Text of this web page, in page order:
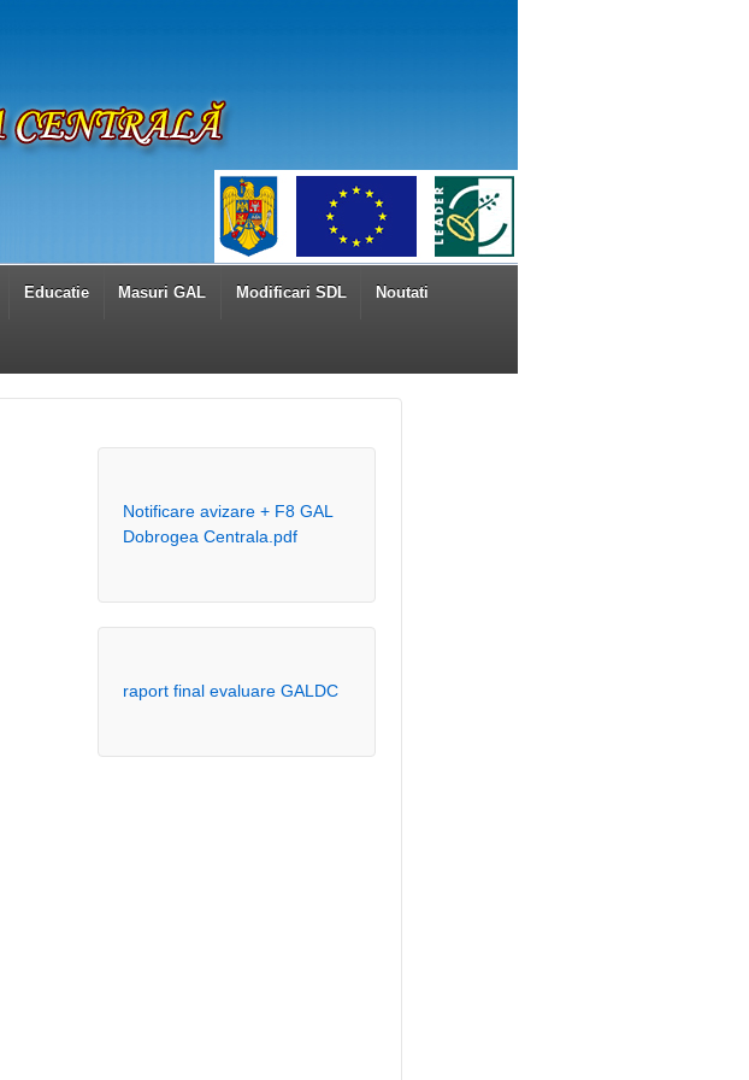
Educatie Masuri GAL Modificari SDL Noutati
Notificare avizare + F8 GAL
Dobrogea Centrala.pdf
raport final evaluare GALDC